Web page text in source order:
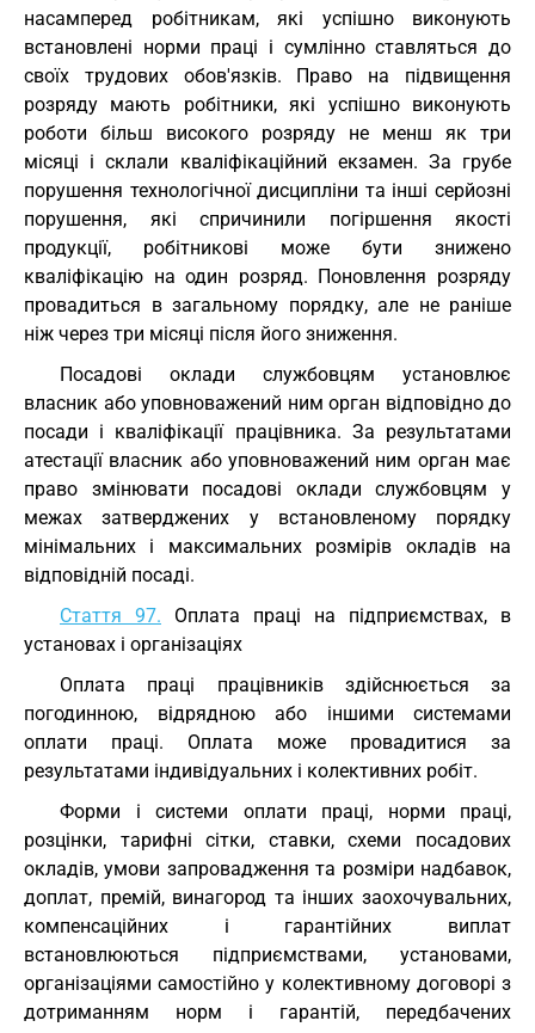
насамперед робітникам, які успішно виконують
встановлені норми праці і сумлінно ставляться до
своїх трудових обов'язків. Право на підвищення
розряду мають робітники, які успішно виконують
роботи більш високого розряду не менш як три
місяці і склали кваліфікаційний екзамен. За грубе
порушення технологічної дисципліни та інші серйозні
порушення, які спричинили погіршення якості
продукції, робітникові може бути знижено
кваліфікацію на один розряд. Поновлення розряду
провадиться в загальному порядку, але не раніше
ніж через три місяці після його зниження.
Посадові оклади службовцям установлює
власник або уповноважений ним орган відповідно до
посади і кваліфікації працівника. За результатами
атестації власник або уповноважений ним орган має
право змінювати посадові оклади службовцям у
межах затверджених у встановленому порядку
мінімальних і максимальних розмірів окладів на
відповідній посаді.
Стаття 97. Оплата праці на підприємствах, в
установах і організаціях
Оплата праці працівників здійснюється за
погодинною, відрядною або іншими системами
оплати праці. Оплата може провадитися за
результатами індивідуальних і колективних робіт.
Форми і системи оплати праці, норми праці,
розцінки, тарифні сітки, ставки, схеми посадових
окладів, умови запровадження та розміри надбавок,
доплат, премій, винагород та інших заохочувальних,
компенсаційних і гарантійних виплат
встановлюються підприємствами, установами,
організаціями самостійно у колективному договорі з
дотриманням норм і гарантій, передбачених